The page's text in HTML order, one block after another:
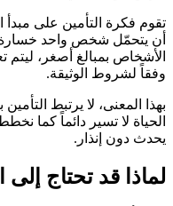
تقوم فكرة التأمين على
أن يتحمّل شخص واحد خسارة
الأشخاص بمبالغ أصغر،
وفقاً لشروط الوثيقة.
بهذا المعنى، لا يرتبط
الحياة لا تسير دائماً كما
يحدث دون إنذار.
لماذا قد تحتاج إلى